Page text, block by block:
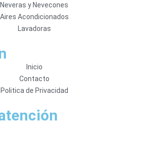
Neveras y Nevecones
Aires Acondicionados
Lavadoras
Inicio
Contacto
Politica de Privacidad